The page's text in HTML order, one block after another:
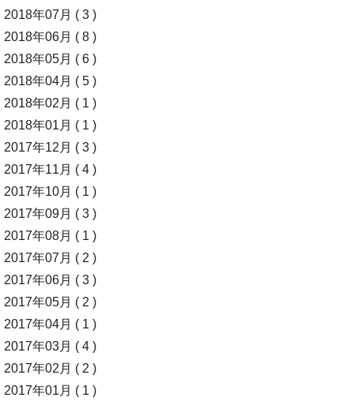
2018年07月 ( 3 )
2018年06月 ( 8 )
2018年05月 ( 6 )
2018年04月 ( 5 )
2018年02月 ( 1 )
2018年01月 ( 1 )
2017年12月 ( 3 )
2017年11月 ( 4 )
2017年10月 ( 1 )
2017年09月 ( 3 )
2017年08月 ( 1 )
2017年07月 ( 2 )
2017年06月 ( 3 )
2017年05月 ( 2 )
2017年04月 ( 1 )
2017年03月 ( 4 )
2017年02月 ( 2 )
2017年01月 ( 1 )